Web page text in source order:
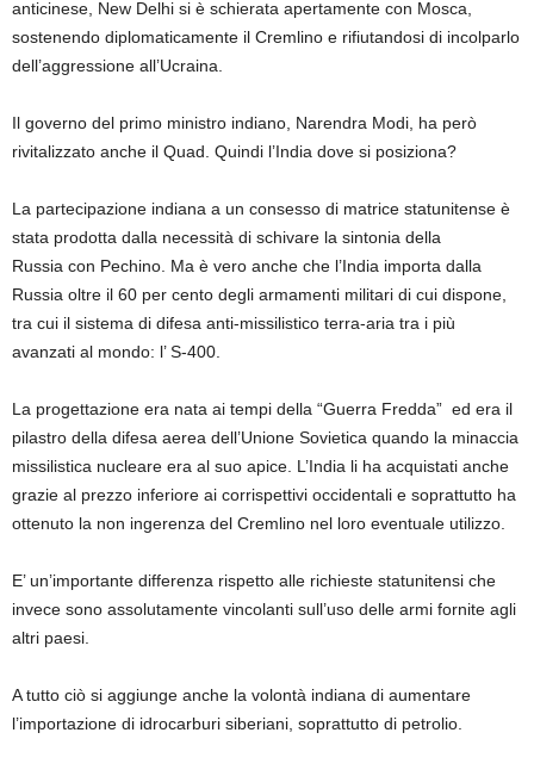
anticinese, New Delhi si è schierata apertamente con Mosca,
sostenendo diplomaticamente il Cremlino e rifiutandosi di incolparlo
dell’aggressione all’Ucraina.
Il governo del primo ministro indiano, Narendra Modi ha però
rivitalizzato anche il Quad. Quindi l’India dove si posiziona?
La partecipazione indiana a un consesso di matrice statunitense è
stata prodotta dalla necessità di schivare la sintonia della
Russia con Pechino . Ma è vero anche che l’India importa dalla
Russia oltre il 60 per cento degli armamenti militari di cui dispone,
tra cui il sistema di difesa anti-missilistico terra-aria tra i più
avanzati al mondo: l’S-400.
La progettazione era nata ai tempi della “Guerra Fredda” ed era il
pilastro della difesa aerea dell’Unione Sovietica quando la minaccia
missilistica nucleare era al suo apice. L’India li ha acquistati anche
grazie al prezzo inferiore ai corrispettivi occidentali e soprattutto ha
ottenuto la non ingerenza del Cremlino nel loro eventuale utilizzo.
E’ un’importante differenza rispetto alle richieste statunitensi che
invece sono assolutamente vincolanti sull’uso delle armi fornite agli
altri paesi
A tutto ciò si aggiunge anche la volontà indiana di aumentare
l’importazione di idrocarburi siberiani, soprattutto di petrolio